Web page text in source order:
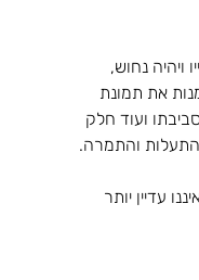
ויהיה נחוש,
את תמונת
ועוד חלק
התעלות והתמרה.
עדיין יותר